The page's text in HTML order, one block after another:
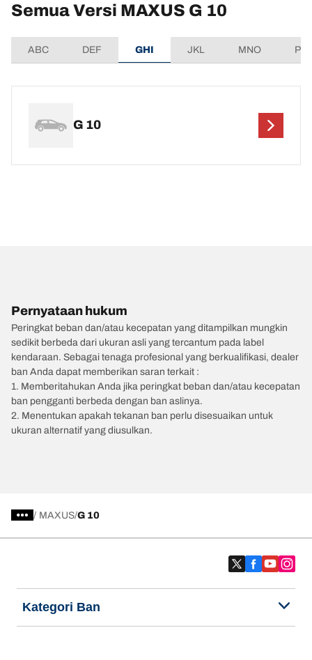
Semua Versi MAXUS G 10
ABC DEF GHI JKL MNO
G 10
Pernyataan hukum
Peringkat beban dan/atau kecepatan yang ditampilkan mungkin
sedikit berbeda dari ukuran asli yang tercantum pada label
kendaraan. Sebagai tenaga profesional yang berkualifikasi, dealer
ban Anda dapat memberikan saran terkait :
1. Memberitahukan Anda jika peringkat beban dan/atau kecepatan
ban pengganti berbeda dengan ban aslinya.
2. Menentukan apakah tekanan ban perlu disesuaikan untuk
ukuran alternatif yang diusulkan.
/ MAXUS G 10
Kategori Ban